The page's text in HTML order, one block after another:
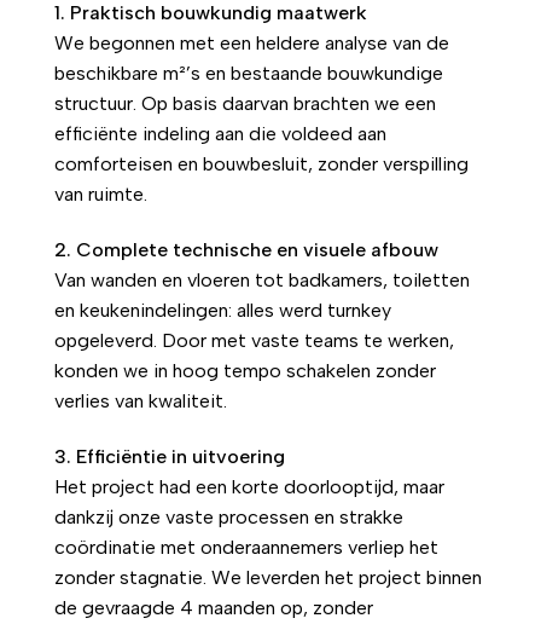
1. Praktisch bouwkundig maatwerk
We begonnen met een heldere analyse van de
beschikbare m²’s en bestaande bouwkundige
structuur. Op basis daarvan brachten we een
efficiënte indeling aan die voldeed aan
comforteisen en bouwbesluit, zonder verspilling
van ruimte.
2. Complete technische en visuele afbouw
Van wanden en vloeren tot badkamers, toiletten
en keukenindelingen: alles werd turnkey
opgeleverd. Door met vaste teams te werken,
konden we in hoog tempo schakelen zonder
verlies van kwaliteit.
3. Efficiëntie in uitvoering
Het project had een korte doorlooptijd, maar
dankzij onze vaste processen en strakke
coördinatie met onderaannemers verliep het
zonder stagnatie. We leverden het project binnen
de gevraagde 4 maanden op, zonder